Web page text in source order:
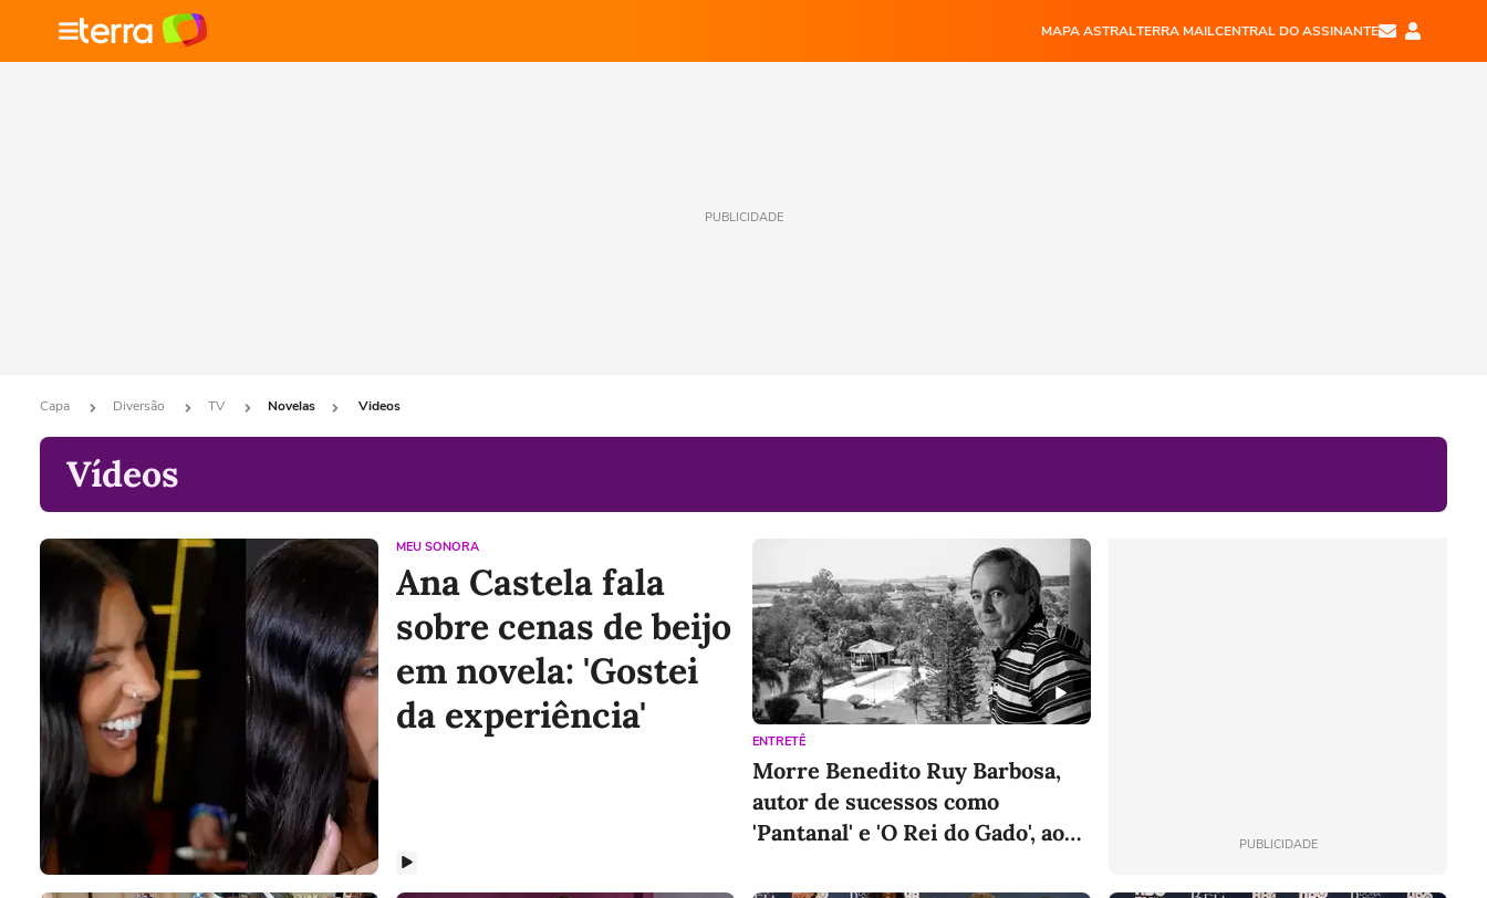
MAPA ASTRALTERRA MAILCENTRAL DO ASSINANTE
PUBLICIDADE
Capa Diversão TV Novelas Videos
Vídeos
MEU SONORA
Ana Castela fala
sobre cenas de beijo
em novela: 'Gostei
da experiência'
ENTRETÊ
Morre Benedito Ruy Barbosa,
autor de sucessos como
'Pantanal' e 'O Rei do Gado', aos
PUBLICIDADE